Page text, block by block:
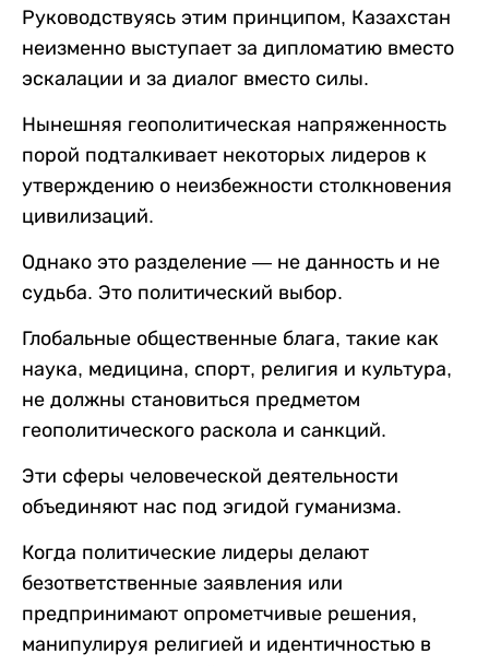
Руководствуясь этим принципом, Казахстан
неизменно выступает за дипломатию вместо
эскалации и за диалог вместо силы.
Нынешняя геополитическая напряженность
порой подталкивает некоторых лидеров к
утверждению о неизбежности столкновения
цивилизаций.
Однако это разделение — не данность и не
судьба. Это политический выбор.
Глобальные общественные блага, такие как
наука, медицина, спорт, религия и культура,
не должны становиться предметом
геополитического раскола и санкций.
Эти сферы человеческой деятельности
объединяют нас под эгидой гуманизма.
Когда политические лидеры делают
безответственные заявления или
предпринимают опрометчивые решения,
манипулируя религией и идентичностью в